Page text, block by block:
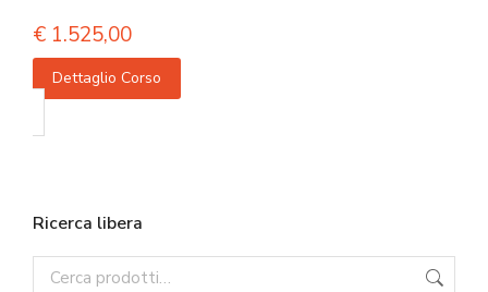
€ 1.525,00
Dettaglio Corso
Ricerca libera